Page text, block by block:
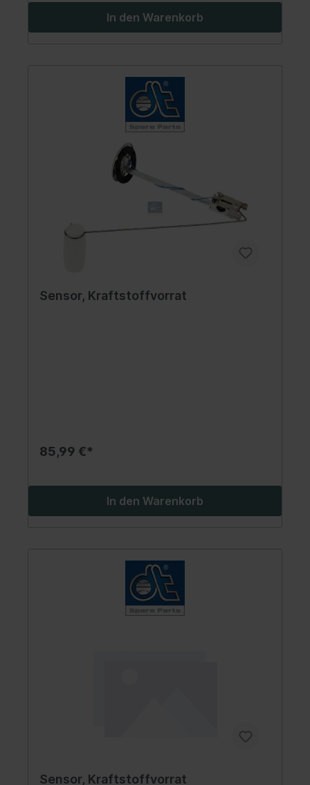
In den Warenkorb
Sensor, Kraftstoffvorrat
85,99 €*
In den Warenkorb
Sensor, Kraftstoffvorrat